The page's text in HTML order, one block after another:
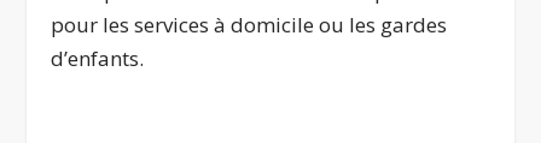
pour les services à domicile ou les gardes
d’enfants.